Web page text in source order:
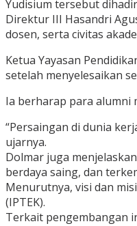
Yudisium tersebut
Direktur III Hasandri
dosen, serta civitas
Ketua Yayasan
setelah menyelesaikan
Ia berharap para alumni
“Persaingan di dunia
ujarnya.
Dolmar juga
berdaya saing, dan
Menurutnya, visi dan
(IPTEK).
Terkait pengembangan